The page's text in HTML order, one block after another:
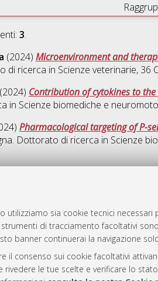
utilizziamo sia cookie tecnici
di tracciamento facoltativi
banner continuerai la navigazione
il consenso sui cookie facoltativi
rivedere le tue scelte e verificare lo
3.
(2024) Microenvironment and
di ricerca in Scienze veterinarie, 36
(2024) Contribution of cytokines to
in Scienze biomediche e
Pharmacological targeting of P-
Dottorato di ricerca in Scienze
AMS
ISSN: